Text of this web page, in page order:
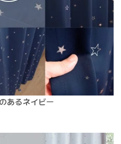
あるネイビー